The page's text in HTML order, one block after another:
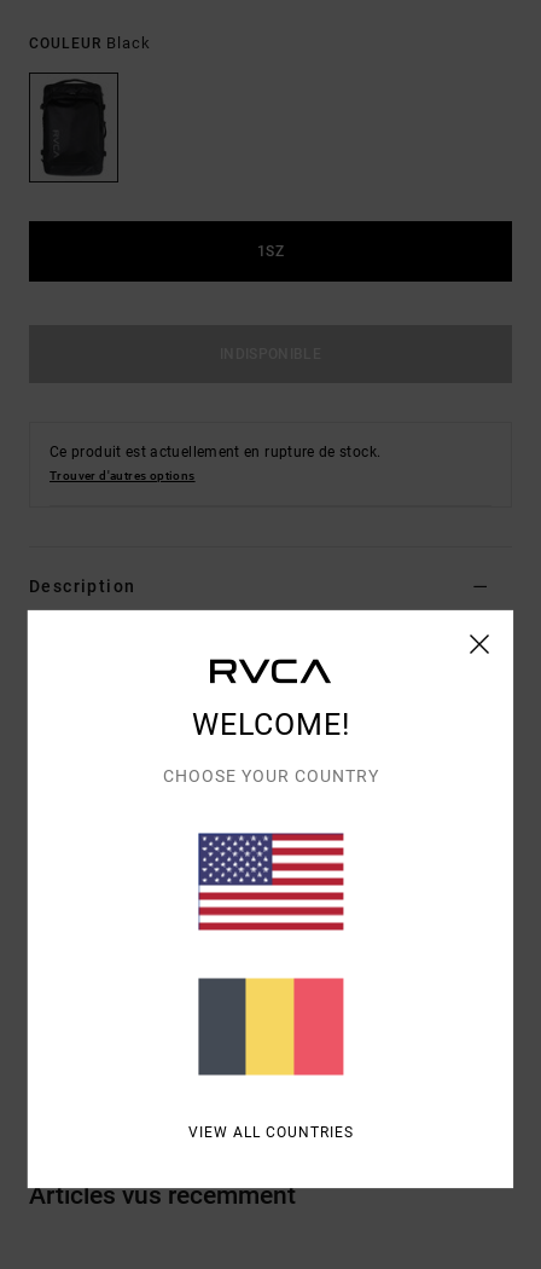
COULEUR Black
1SZ
Ce produit est actuellement en rupture de stock.
Trouver d'autres options
Description
Conçu pour garder votre équipement technique en toute
sécurité, le duffle bag pour équipement photo de RVCA
doté de poches intérieures zippées en mesh, d'une
numériques ainsi que 4 à 5 objectifs, tout en respectant
les normes concernant les bagages en cabine. C'est le
sac de voyage idéal pour vos prochaines aventures
Articles vus récemment
WELCOME!
CHOOSE YOUR COUNTRY
VIEW ALL COUNTRIES